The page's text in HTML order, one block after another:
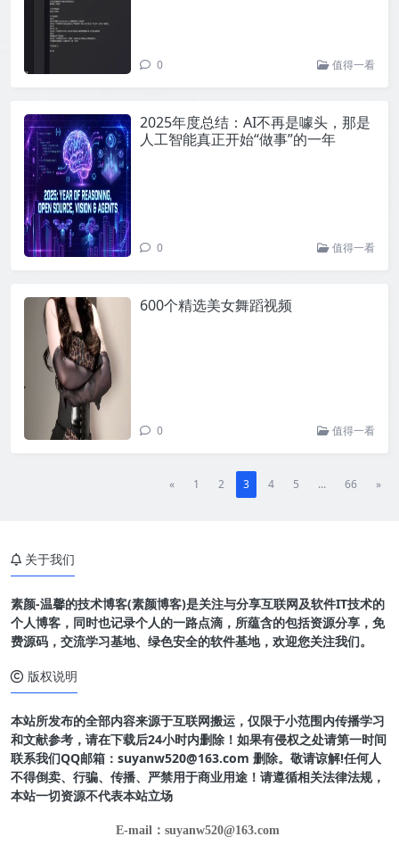
0 值得一看
2025年度总结：AI不再是噱头，那是
人工智能真正开始“做事”的一年
0 值得一看
600个精选美女舞蹈视频
0 值得一看
« 1 2 3 4 5 ... 66 »
关于我们
素颜-温馨的技术博客(素颜博客)是关注与分享互联网及软件IT技术的
个人博客，同时也记录个人的一路点滴，所蕴含的包括资源分享，免
费源码，交流学习基地、绿色安全的软件基地，欢迎您关注我们。
版权说明
本站所发布的全部内容来源于互联网搬运，仅限于小范围内传播学习
和文献参考，请在下载后24小时内删除！如果有侵权之处请第一时间
联系我们QQ邮箱：suyanw520@163.com 删除。敬请谅解!任何人
不得倒卖、行骗、传播、严禁用于商业用途！请遵循相关法律法规，
本站一切资源不代表本站立场
E-mail：suyanw520@163.com